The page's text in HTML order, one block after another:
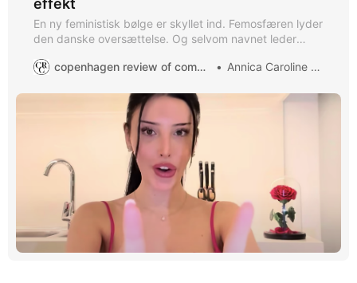
effekt
En ny feministisk bølge er skyllet ind. Femosfæren lyder
den danske oversættelse. Og selvom navnet leder
risikere, hvis man ikke bruger det, er der tale om en
datingstrateger og ”dark feminine” influencere, der
copenhagen review of communication Annica Caroline Carlsen